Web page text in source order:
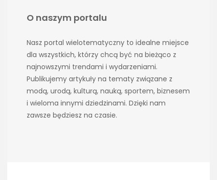
O naszym portalu
Nasz portal wielotematyczny to idealne miejsce
dla wszystkich, którzy chcą być na bieżąco z
najnowszymi trendami i wydarzeniami.
Publikujemy artykuły na tematy związane z
modą, urodą, kulturą, nauką, sportem, biznesem
i wieloma innymi dziedzinami. Dzięki nam
zawsze będziesz na czasie.